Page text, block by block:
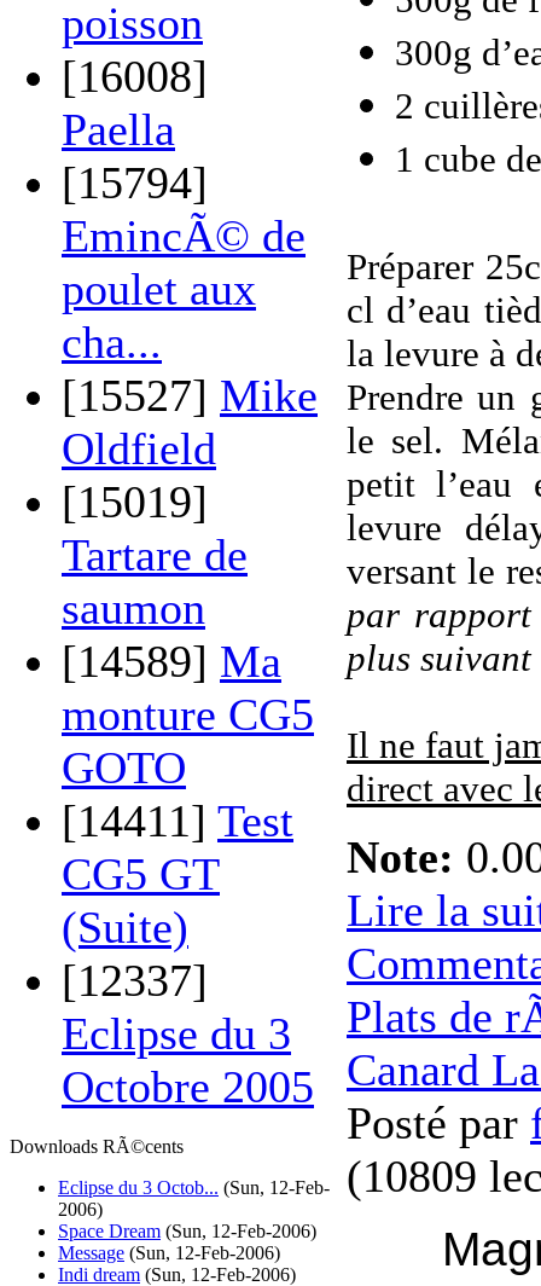
poisson
[16008]
Paella
[15794]
EmincÃ© de
poulet aux
cha...
[15527] Mike
Oldfield
[15019]
Tartare de
saumon
[14589] Ma
monture CG5
GOTO
[14411] Test
CG5 GT
(Suite)
[12337]
Eclipse du 3
Octobre 2005
Downloads RÃ©cents
Eclipse du 3 Octob... (Sun, 12-Feb-
2006)
Space Dream (Sun, 12-Feb-2006)
Message (Sun, 12-Feb-2006)
Indi dream (Sun, 12-Feb-2006)
300g
2
1 cube
Préparer
cl d’eau
la levure à
Prendre un
le sel.
petit l’eau
levure
versant le
par
plus
Il ne faut
direct avec
Note:
Lire la
Plats de
Canard
Posté par
(10809